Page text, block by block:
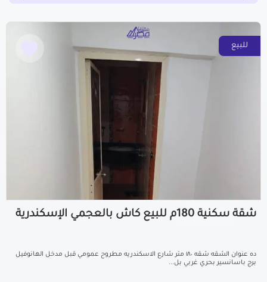
للبيع
شقة سكنية 180م للبيع كاش بالعجمي الإسكندرية
ده عنوان الشقه شقه ١٨٠ متر شارع الاسكندريه مطروح عمومي قبل مدخل الهانوفيل
برج باسانسير بحري غربي بل...